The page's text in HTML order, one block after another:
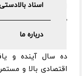
اسناد
درباره ما
همسو است.
نگاه به «روندهای
ده سال آینده و
اقتصادی بالا و